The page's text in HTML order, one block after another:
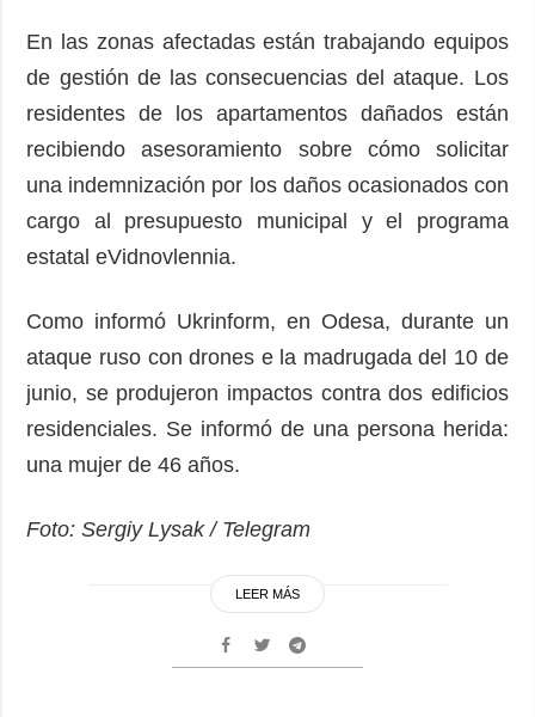
En las zonas afectadas están trabajando equipos
de gestión de las consecuencias del ataque. Los
residentes de los apartamentos dañados están
recibiendo asesoramiento sobre cómo solicitar
una indemnización por los daños ocasionados con
cargo al presupuesto municipal y el programa
estatal eVidnovlennia.
Como informó Ukrinform, en Odesa, durante un
ataque ruso con drones e la madrugada del 10 de
junio, se produjeron impactos contra dos edificios
residenciales. Se informó de una persona herida:
una mujer de 46 años.
Foto: Sergiy Lysak / Telegram
LEER MÁS